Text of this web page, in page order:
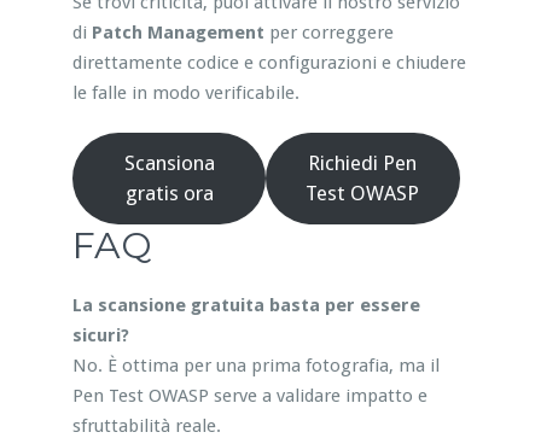
di Patch Management per correggere
direttamente codice e configurazioni e chiudere
le falle in modo verificabile.
Scansiona
gratis ora
Richiedi Pen
Test OWASP
FAQ
La scansione gratuita basta per essere
sicuri?
No. È ottima per una prima fotografia, ma il
Pen Test OWASP serve a validare impatto e
sfruttabilità reale.